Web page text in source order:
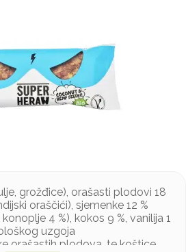
grožđice), orašasti plodovi 18
oraščići), sjemenke 12 %
4 %), kokos 9 %, vanilija 1
uzgoja
orašastih plodova, te koštice